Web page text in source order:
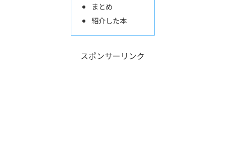
まとめ
紹介した本
スポンサーリンク